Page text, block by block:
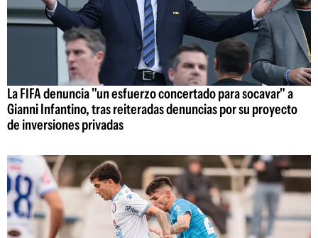
La FIFA denuncia "un esfuerzo concertado para socavar" a
Gianni Infantino, tras reiteradas denuncias por su proyecto
de inversiones privadas